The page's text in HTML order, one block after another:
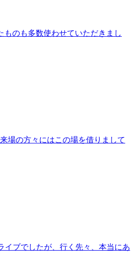
ものも多数使わせていただきまし
場の方々にはこの場を借りまして
イブでしたが、行く先々、本当にあ